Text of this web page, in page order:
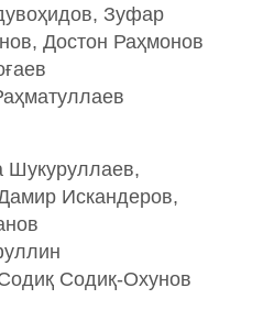
Зуфар
Достон Раҳмонов
Шукуруллаев,
Искандеров,
Содиқ-Охунов